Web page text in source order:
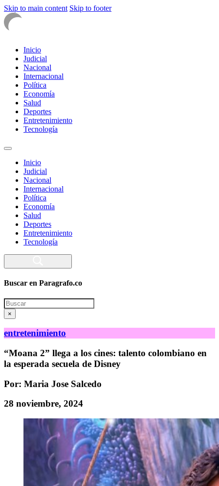
Skip to main content Skip to footer
Inicio
Judicial
Nacional
Internacional
Política
Economía
Salud
Deportes
Entretenimiento
Tecnología
Inicio
Judicial
Nacional
Internacional
Política
Economía
Salud
Deportes
Entretenimiento
Tecnología
Buscar en Paragrafo.co
Search
×
entretenimiento
“Moana 2” llega a los cines: talento colombiano en
la esperada secuela de Disney
Por: Maria Jose Salcedo
28 noviembre, 2024